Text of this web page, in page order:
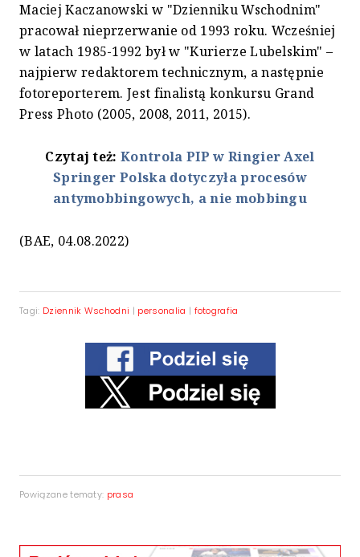
Maciej Kaczanowski w "Dzienniku Wschodnim"
pracował nieprzerwanie od 1993 roku. Wcześniej
w latach 1985-1992 był w "Kurierze Lubelskim" –
najpierw redaktorem technicznym, a następnie
fotoreporterem. Jest finalistą konkursu Grand
Press Photo (2005, 2008, 2011, 2015).
Czytaj też:Kontrola PIP w Ringier Axel
Springer Polskadotyczyła procesów
antymobbingowych, a nie mobbingu
(BAE, 04.08.2022)
Tagi: Dziennik Wschodni | personalia | fotografia
Powiązane tematy: prasa